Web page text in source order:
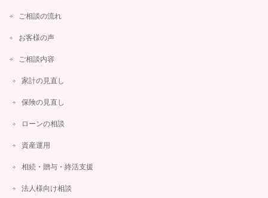
ご相談の流れ
お客様の声
ご相談内容
家計の見直し
保険の見直し
ローンの相談
資産運用
相続・贈与・終活支援
法人様向け相談